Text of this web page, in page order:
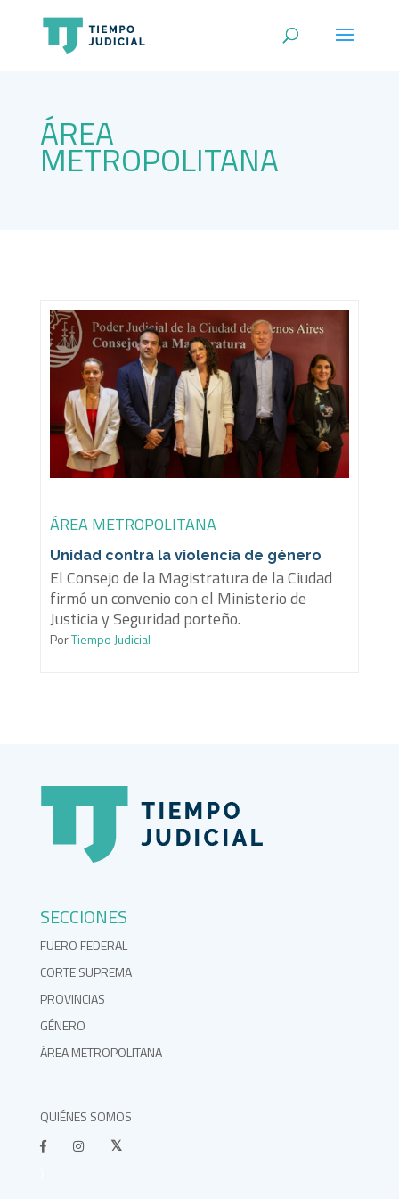
ÁREA
METROPOLITANA
ÁREA METROPOLITANA
Unidad contra la violencia de género
El Consejo de la Magistratura de la Ciudad
firmó un convenio con el Ministerio de
Justicia y Seguridad porteño.
PorTiempo Judicial
SECCIONES
FUERO FEDERAL
CORTE SUPREMA
PROVINCIAS
GÉNERO
ÁREA METROPOLITANA
QUIÉNES SOMOS